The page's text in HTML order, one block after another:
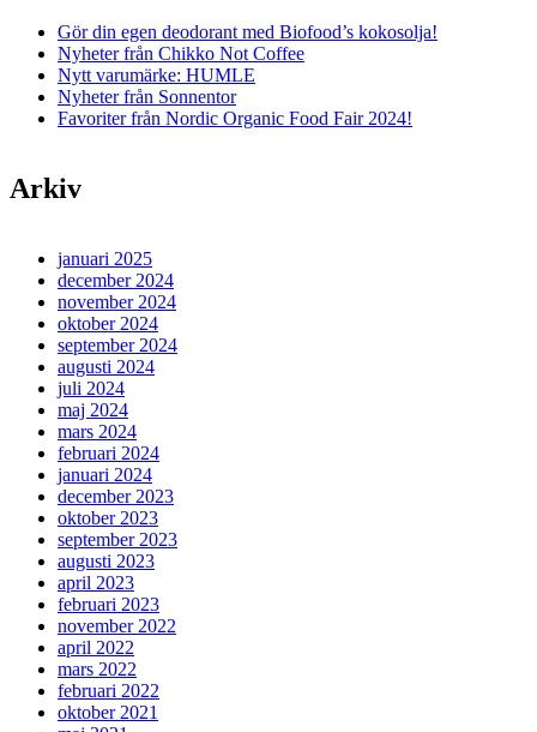
Gör din egen deodorant med Biofood’s kokosolja!
Nyheter från Chikko Not Coffee
Nytt varumärke: HUMLE
Nyheter från Sonnentor
Favoriter från Nordic Organic Food Fair 2024!
Arkiv
januari 2025
december 2024
november 2024
oktober 2024
september 2024
augusti 2024
juli 2024
maj 2024
mars 2024
februari 2024
januari 2024
december 2023
oktober 2023
september 2023
augusti 2023
april 2023
februari 2023
november 2022
april 2022
mars 2022
februari 2022
oktober 2021